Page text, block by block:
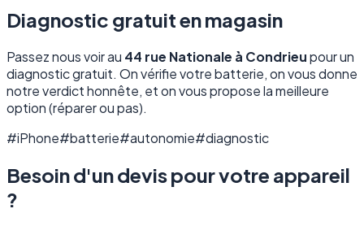
Diagnostic gratuit en magasin
Passez nous voir au 44 rue Nationale à Condrieupour un
diagnostic gratuit. On vérifie votre batterie, on vous donne
notre verdict honnête, et on vous propose la meilleure
option (réparer ou pas).
#iPhone#batterie#autonomie#diagnostic
Besoin d'un devis pour votre appareil
?